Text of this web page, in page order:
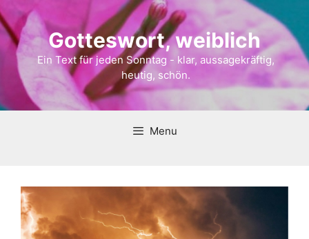
Gotteswort, weiblich
Ein Text für jeden Sonntag - klar, aussagekräftig,
heutig, schön.
Menu